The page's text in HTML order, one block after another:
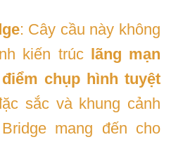
: Cây cầu này không
kiến trúc lãng mạn
chụp hình tuyệt
sắc và khung cảnh
mang đến cho